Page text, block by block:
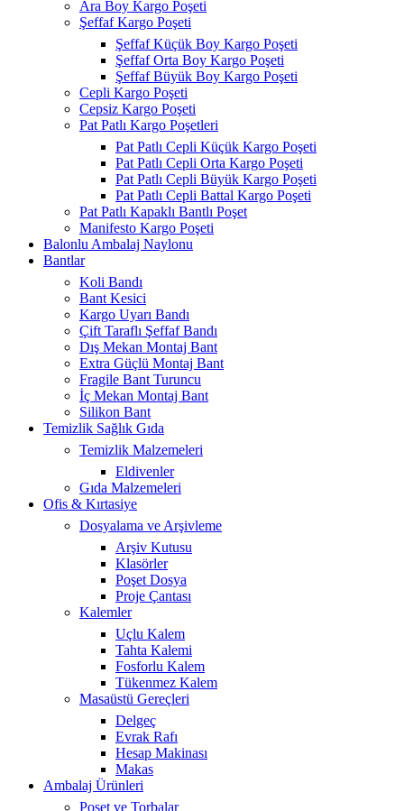
Ara Boy Kargo Poşeti
Şeffaf Kargo Poşeti
Şeffaf Küçük Boy Kargo Poşeti
Şeffaf Orta Boy Kargo Poşeti
Şeffaf Büyük Boy Kargo Poşeti
Cepli Kargo Poşeti
Cepsiz Kargo Poşeti
Pat Patlı Kargo Poşetleri
Pat Patlı Cepli Küçük Kargo Poşeti
Pat Patlı Cepli Orta Kargo Poşeti
Pat Patlı Cepli Büyük Kargo Poşeti
Pat Patlı Cepli Battal Kargo Poşeti
Pat Patlı Kapaklı Bantlı Poşet
Manifesto Kargo Poşeti
Balonlu Ambalaj Naylonu
Bantlar
Koli Bandı
Bant Kesici
Kargo Uyarı Bandı
Çift Taraflı Şeffaf Bandı
Dış Mekan Montaj Bant
Extra Güçlü Montaj Bant
Fragile Bant Turuncu
İç Mekan Montaj Bant
Silikon Bant
Temizlik Sağlık Gıda
Temizlik Malzemeleri
Eldivenler
Gıda Malzemeleri
Ofis & Kırtasiye
Dosyalama ve Arşivleme
Arşiv Kutusu
Klasörler
Poşet Dosya
Proje Çantası
Kalemler
Uçlu Kalem
Tahta Kalemi
Fosforlu Kalem
Tükenmez Kalem
Masaüstü Gereçleri
Delgeç
Evrak Rafı
Hesap Makinası
Makas
Ambalaj Ürünleri
Poşet ve Torbalar